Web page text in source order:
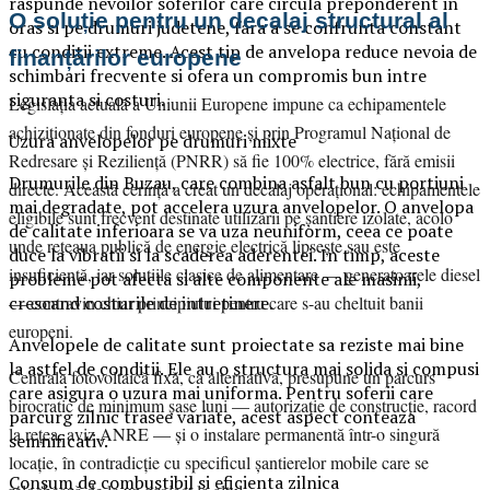
oras si pe drumuri judetene, fara a se confrunta constant
cu conditii extreme. Acest tip de anvelopa reduce nevoia de
schimbari frecvente si ofera un compromis bun intre
siguranta si costuri.
Uzura anvelopelor pe drumuri mixte
Drumurile din Buzau, care combina asfalt bun cu portiuni
mai degradate, pot accelera uzura anvelopelor. O anvelopa
de calitate inferioara se va uza neuniform, ceea ce poate
duce la vibratii si la scaderea aderentei. In timp, aceste
probleme pot afecta si alte componente ale masinii,
crescand costurile de intretinere.
Anvelopele de calitate sunt proiectate sa reziste mai bine
la astfel de conditii. Ele au o structura mai solida si compusi
care asigura o uzura mai uniforma. Pentru soferii care
parcurg zilnic trasee variate, acest aspect conteaza
semnificativ.
Consum de combustibil si eficienta zilnica
O soluție pentru un decalaj structural al
finanțărilor europene
Legislația actuală a Uniunii Europene impune ca echipamentele
achiziționate din fonduri europene și prin Programul Național de
Redresare și Reziliență (PNRR) să fie 100% electrice, fără emisii
directe. Această cerință a creat un decalaj operațional: echipamentele
eligibile sunt frecvent destinate utilizării pe șantiere izolate, acolo
unde rețeaua publică de energie electrică lipsește sau este
insuficientă, iar soluțiile clasice de alimentare — generatoarele diesel
— contravin chiar principiului pentru care s-au cheltuit banii
europeni.
Centrala fotovoltaică fixă, ca alternativă, presupune un parcurs
birocratic de minimum șase luni — autorizație de construcție, racord
la rețea, aviz ANRE — și o instalare permanentă într-o singură
locație, în contradicție cu specificul șantierelor mobile care se